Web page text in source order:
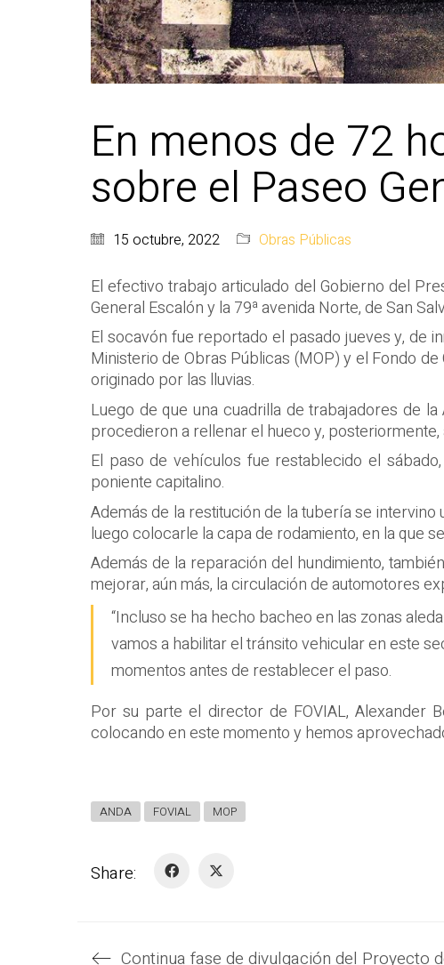
En menos de 72
sobre el Paseo
15 octubre, 2022 Obras Públicas
El efectivo trabajo articulado del Gobierno del
General Escalón y la 79ª avenida Norte, de San
El socavón fue reportado el pasado jueves y, de
Ministerio de Obras Públicas (MOP) y el Fondo
originado por las lluvias.
Luego de que una cuadrilla de trabajadores de
procedieron a rellenar el hueco y,
El paso de vehículos fue restablecido el
poniente capitalino.
Además de la restitución de la tubería se
luego colocarle la capa de rodamiento, en la que
Además de la reparación del hundimiento,
mejorar, aún más, la circulación de automotores
“Incluso se ha hecho bacheo en las zonas
vamos a habilitar el tránsito vehicular en este
momentos antes de restablecer el paso.
Por su parte el director de FOVIAL, Alexander
colocando en este momento y hemos
ANDA FOVIAL MOP
Share: